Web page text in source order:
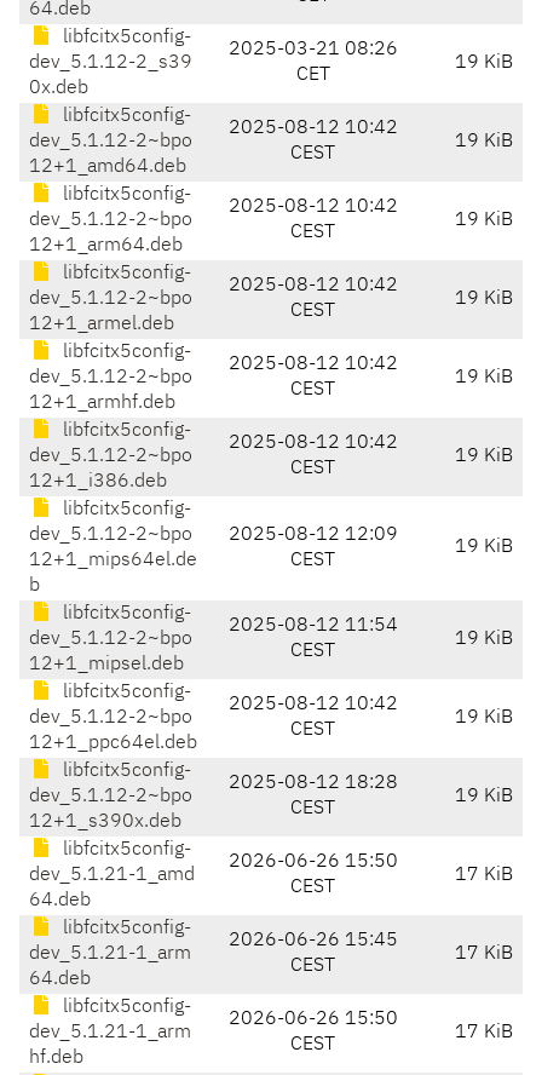
64.deb
libfcitx5config-
dev_5.1.12-2_s39
0x.deb
2025-03-21 08:26
CET
19 KiB
libfcitx5config-
dev_5.1.12-2~bpo
12+1_amd64.deb
2025-08-12 10:42
CEST
19 KiB
libfcitx5config-
dev_5.1.12-2~bpo
12+1_arm64.deb
2025-08-12 10:42
CEST
19 KiB
libfcitx5config-
dev_5.1.12-2~bpo
12+1_armel.deb
2025-08-12 10:42
CEST
19 KiB
libfcitx5config-
dev_5.1.12-2~bpo
12+1_armhf.deb
2025-08-12 10:42
CEST
19 KiB
libfcitx5config-
dev_5.1.12-2~bpo
12+1_i386.deb
2025-08-12 10:42
CEST
19 KiB
libfcitx5config-
dev_5.1.12-2~bpo
12+1_mips64el.de
b
2025-08-12 12:09
CEST
19 KiB
libfcitx5config-
dev_5.1.12-2~bpo
12+1_mipsel.deb
2025-08-12 11:54
CEST
19 KiB
libfcitx5config-
dev_5.1.12-2~bpo
12+1_ppc64el.deb
2025-08-12 10:42
CEST
19 KiB
libfcitx5config-
dev_5.1.12-2~bpo
12+1_s390x.deb
2025-08-12 18:28
CEST
19 KiB
libfcitx5config-
dev_5.1.21-1_amd
64.deb
2026-06-26 15:50
CEST
17 KiB
libfcitx5config-
dev_5.1.21-1_arm
64.deb
2026-06-26 15:45
CEST
17 KiB
libfcitx5config-
dev_5.1.21-1_arm
hf.deb
2026-06-26 15:50
CEST
17 KiB